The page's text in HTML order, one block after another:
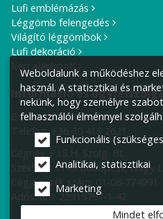
Lufi emblémázás
Léggömb felengedés
Világító léggömbök
Lufi dekoráció
Kérj ajánlatot!
Információ és
E-mail cím:info@lufiposta.hu
Telefon:+36 30 419 2621
Cégnév: F.I.S.H. Szolg. Bt.
Székhely: 1149 Budapest, Nagy
Cégjegyzék szám: 01-06-774991
Adószám: 22315797-1-42
Weboldalunk a működéshez
használ. A statisztikai és
nekünk, hogy személyre
felhasználói élménnyel
Funkcionális
Analitikai, statisztikai
Marketing
Mindet